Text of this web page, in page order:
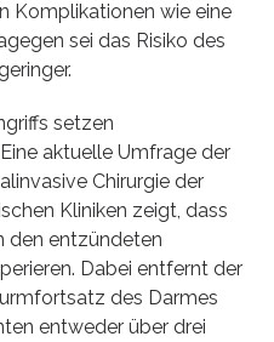
Komplikationen wie eine
sei das Risiko des
setzen
aktuelle Umfrage der
Chirurgie der
Kliniken zeigt, dass
den entzündeten
Dabei entfernt der
des Darmes
entweder über drei